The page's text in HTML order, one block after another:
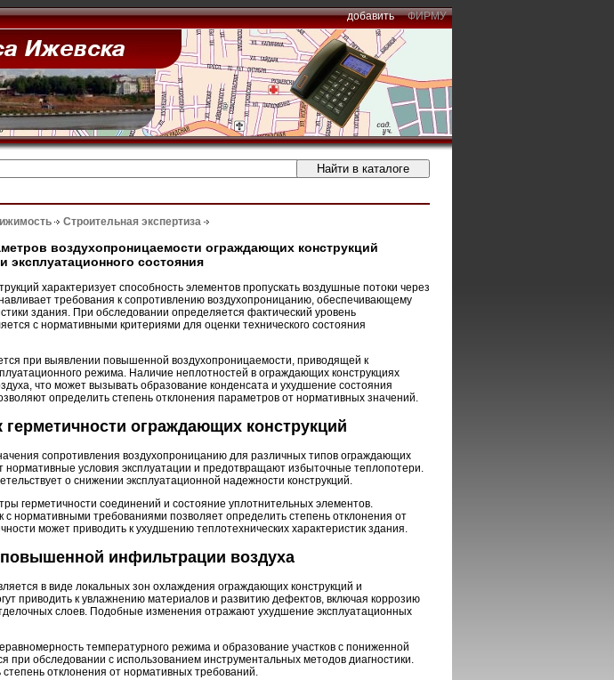
добавить ФИРМУ
Строительная экспертиза
воздухопроницаемости ограждающих конструкций
состояния
характеризует способность элементов пропускать воздушные потоки через
требования к сопротивлению воздухопроницанию, обеспечивающему
здания. При обследовании определяется фактический уровень
с нормативными критериями для оценки технического состояния
при выявлении повышенной воздухопроницаемости, приводящей к
режима. Наличие неплотностей в ограждающих конструкциях
что может вызывать образование конденсата и ухудшение состояния
определить степень отклонения параметров от нормативных значений.
ограждающих конструкций
сопротивления воздухопроницанию для различных типов ограждающих
нормативные условия эксплуатации и предотвращают избыточные теплопотери.
о снижении эксплуатационной надежности конструкций.
герметичности соединений и состояние уплотнительных элементов.
с нормативными требованиями позволяет определить степень отклонения от
может приводить к ухудшению теплотехнических характеристик здания.
повышенной инфильтрации воздуха
в виде локальных зон охлаждения ограждающих конструкций и
приводить к увлажнению материалов и развитию дефектов, включая коррозию
слоев. Подобные изменения отражают ухудшение эксплуатационных
температурного режима и образование участков с пониженной
обследовании с использованием инструментальных методов диагностики.
отклонения от нормативных требований.